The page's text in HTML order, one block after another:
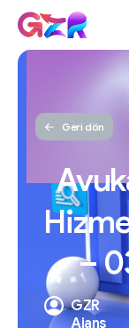
Geri dön
–
GZR
Ajans